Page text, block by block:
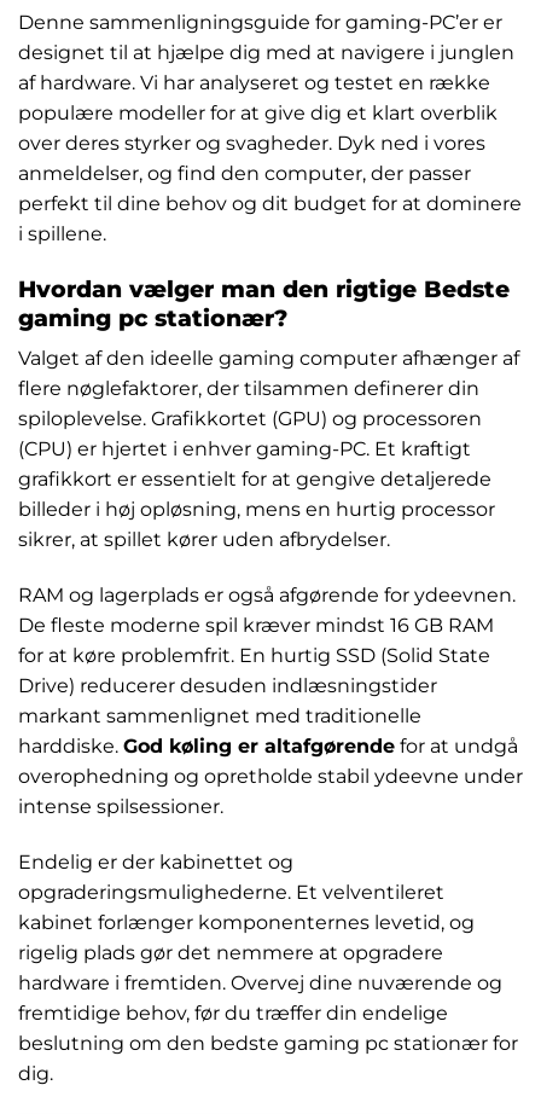
Denne sammenligningsguide for gaming-PC’er er
designet til at hjælpe dig med at navigere i junglen
af hardware. Vi har analyseret og testet en række
populære modeller for at give dig et klart overblik
over deres styrker og svagheder. Dyk ned i vores
anmeldelser, og find den computer, der passer
perfekt til dine behov og dit budget for at dominere
i spillene.
Hvordan vælger man den rigtige Bedste
gaming pc stationær?
Valget af den ideelle gaming computer afhænger af
flere nøglefaktorer, der tilsammen definerer din
spiloplevelse. Grafikkortet (GPU) og processoren
(CPU) er hjertet i enhver gaming-PC. Et kraftigt
grafikkort er essentielt for at gengive detaljerede
billeder i høj opløsning, mens en hurtig processor
sikrer, at spillet kører uden afbrydelser.
RAM og lagerplads er også afgørende for ydeevnen.
De fleste moderne spil kræver mindst 16 GB RAM
for at køre problemfrit. En hurtig SSD (Solid State
Drive) reducerer desuden indlæsningstider
markant sammenlignet med traditionelle
harddiske. God køling er altafgørende for at undgå
overophedning og opretholde stabil ydeevne under
intense spilsessioner.
Endelig er der kabinettet og
opgraderingsmulighederne. Et velventileret
kabinet forlænger komponenternes levetid, og
rigelig plads gør det nemmere at opgradere
hardware i fremtiden. Overvej dine nuværende og
fremtidige behov, før du træffer din endelige
beslutning om den bedste gaming pc stationær for
dig.